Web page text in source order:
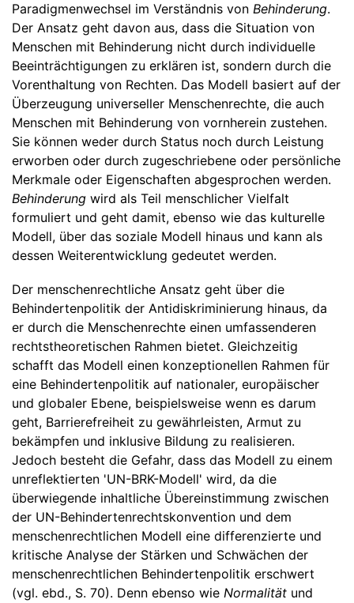
Paradigmenwechsel im Verständnis von Behinderung.
Der Ansatz geht davon aus, dass die Situation von
Menschen mit Behinderung nicht durch individuelle
Beeinträchtigungen zu erklären ist, sondern durch die
Vorenthaltung von Rechten. Das Modell basiert auf der
Überzeugung universeller Menschenrechte, die auch
Menschen mit Behinderung von vornherein zustehen.
Sie können weder durch Status noch durch Leistung
erworben oder durch zugeschriebene oder persönliche
Merkmale oder Eigenschaften abgesprochen werden.
Behinderung wird als Teil menschlicher Vielfalt
formuliert und geht damit, ebenso wie das kulturelle
Modell, über das soziale Modell hinaus und kann als
dessen Weiterentwicklung gedeutet werden.
Der menschenrechtliche Ansatz geht über die
Behindertenpolitik der Antidiskriminierung hinaus, da
er durch die Menschenrechte einen umfassenderen
rechtstheoretischen Rahmen bietet. Gleichzeitig
schafft das Modell einen konzeptionellen Rahmen für
eine Behindertenpolitik auf nationaler, europäischer
und globaler Ebene, beispielsweise wenn es darum
geht, Barrierefreiheit zu gewährleisten, Armut zu
bekämpfen und inklusive Bildung zu realisieren.
Jedoch besteht die Gefahr, dass das Modell zu einem
unreflektierten 'UN-BRK-Modell' wird, da die
überwiegende inhaltliche Übereinstimmung zwischen
der UN-Behindertenrechtskonvention und dem
menschenrechtlichen Modell eine differenzierte und
kritische Analyse der Stärken und Schwächen der
menschenrechtlichen Behindertenpolitik erschwert
(vgl. ebd., S. 70). Denn ebenso wie Normalität und